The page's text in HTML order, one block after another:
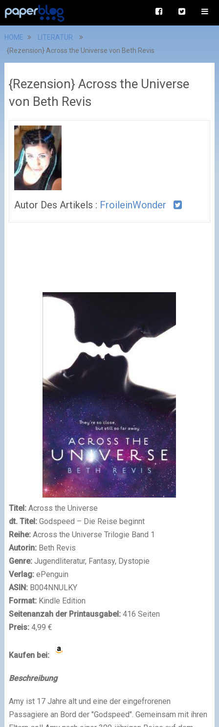
HOME
LITERATUR
{Rezension} Across the Universe von Beth Revis
{Rezension} Across the Universe
von Beth Revis
Autor Des Artikels : FroileinWonder
Titel: Across the Universe
dt. Titel:Godspeed – Die Reise beginnt
Reihe: Across the Universe Trilogie Band 1
Autorin:Beth Revis
Genre: Jugendliteratur, Fantasy, Dystopie
Verlag: ePenguin
ASIN: B004NNULKY
Format:Kindle Edition
Seitenanzah der Printausgabel: 416 Seiten
Preis: 4,99 €
Kaufen bei:
Beschreibung
Amy ist 17 Jahre alt und eine der eingefrorenen
Passagiere an Bord der "Godspeed". Gemeinsam mit ihren